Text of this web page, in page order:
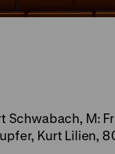
Schwabach, M:
Kurt Lilien,